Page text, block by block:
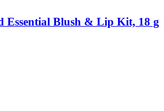
Essential Blush & Lip Kit, 18 g